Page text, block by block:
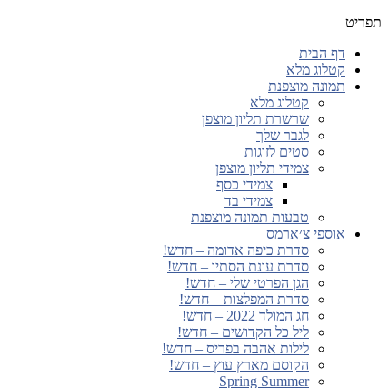
תפריט
דף הבית
קטלוג מלא
תמונה מוצפנת
קטלוג מלא
שרשרת תליון מוצפן
לגבר שלך
סטים לזוגות
צמידי תליון מוצפן
צמידי כסף
צמידי בד
טבעות תמונה מוצפנת
אוספי צ׳ארמס
סדרת כיפה אדומה – חדש!
סדרת עונת הסתיו – חדש!
הגן הפרטי שלי – חדש!
סדרת המפלצות – חדש!
חג המולד 2022 – חדש!
ליל כל הקדושים – חדש!
לילות אהבה בפריס – חדש!
הקוסם מארץ עוץ – חדש!
Spring Summer